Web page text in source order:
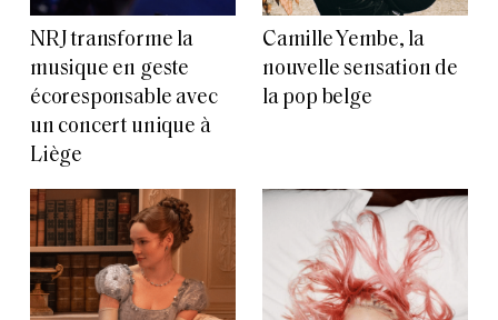
NRJ transforme la
musique en geste
écoresponsable avec
un concert unique à
Liège
Camille Yembe, la
nouvelle sensation de
la pop belge